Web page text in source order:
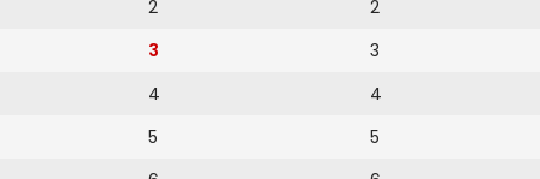
2
3
4
5
2
3
4
5